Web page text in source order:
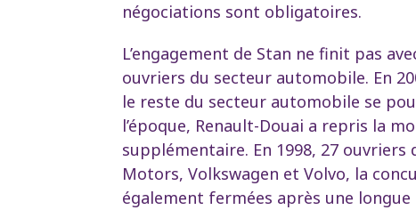
négociations sont obligatoires.
L’engagement de Stan ne finit pas
ouvriers du secteur automobile. En
le reste du secteur automobile se
l’époque, Renault-Douai a repris la
supplémentaire. En 1998, 27
Motors, Volkswagen et Volvo, la
également fermées après une